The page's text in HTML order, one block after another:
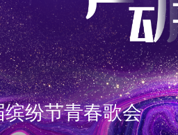
缤纷节青春歌会